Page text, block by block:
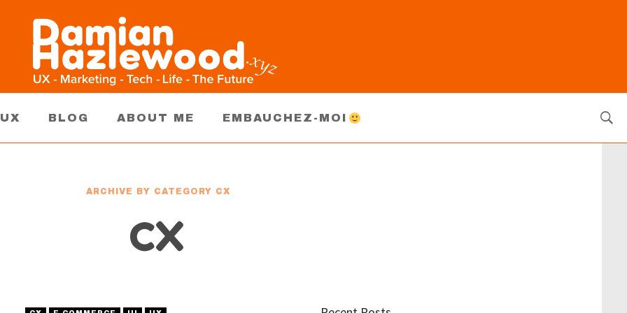
BLOG ABOUT ME EMBAUCHEZ-MOI
ARCHIVE BY CATEGORY CX
CX